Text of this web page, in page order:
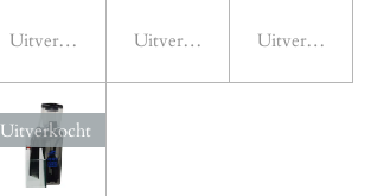
Uitverkocht Uitverkocht Uitverkocht
Uitverkocht